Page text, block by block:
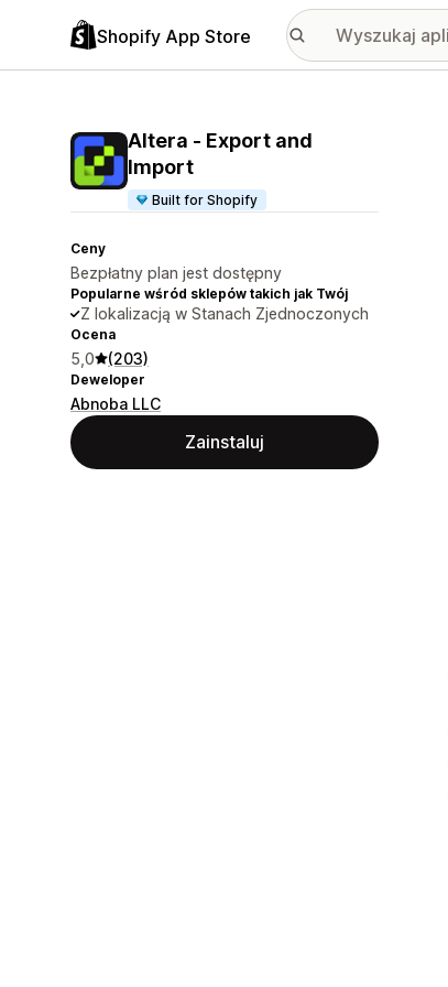
Shopify App Store
Altera ‑ Export and
Import
Built for Shopify
Ceny
Bezpłatny plan jest dostępny
Popularne wśród sklepów takich jak Twój
Z lokalizacją w Stanach Zjednoczonych
Ocena
5,0 (203)
Deweloper
Abnoba LLC
Zainstaluj